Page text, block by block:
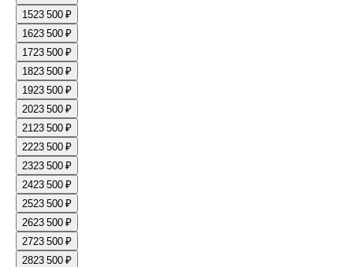
1523 500 ₽
1623 500 ₽
1723 500 ₽
1823 500 ₽
1923 500 ₽
2023 500 ₽
2123 500 ₽
2223 500 ₽
2323 500 ₽
2423 500 ₽
2523 500 ₽
2623 500 ₽
2723 500 ₽
2823 500 ₽